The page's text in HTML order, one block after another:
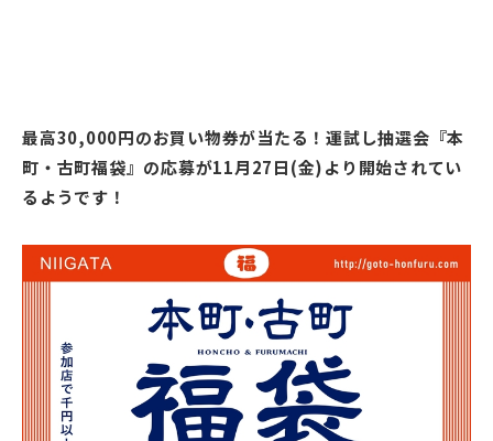
最高30,000円のお買い物券が当たる！運試し抽選会『本
町・古町福袋』の応募が11月27日(金)より開始されてい
るようです！